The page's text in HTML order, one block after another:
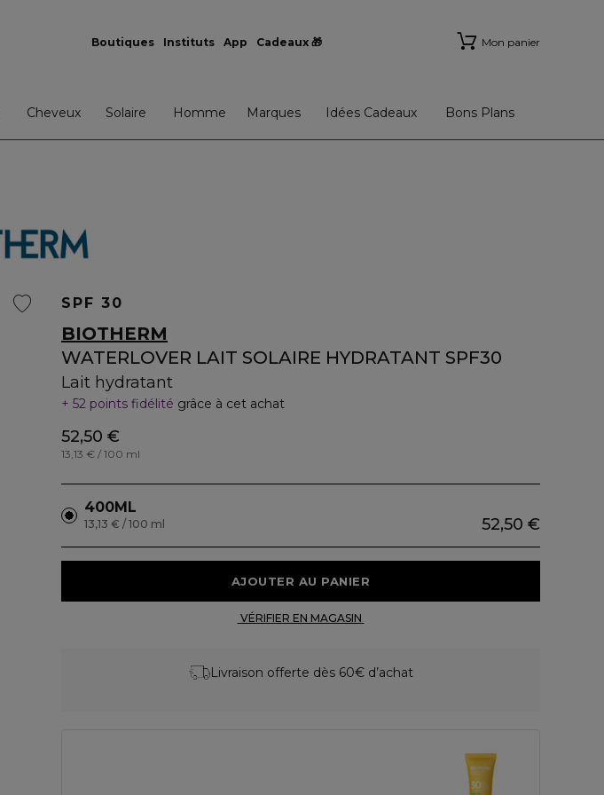
Boutiques Instituts App Cadeaux 🎁 Mon panier
Cheveux Solaire Homme Marques Idées Cadeaux Bons Plans
SPF 30
BIOTHERM
WATERLOVER LAIT SOLAIRE HYDRATANT SPF30
Lait hydratant
52 points fidélité grâce à cet achat
52,50 €
13,13 € / 100 ml
400ML
52,50 €
13,13 € / 100 ml
Livraison offerte dès 60€ d’achat